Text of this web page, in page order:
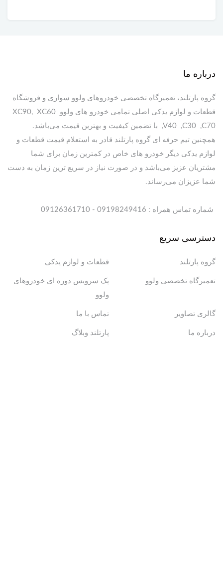
درباره ما
گروه پارتلند، تعمیرگاه تخصصی خودروهای ولوو سواری و فروشگاه
قطعات و لوازم یدکی اصلی تمامی خودرو های ولوو XC90, XC60
,V40 ,C30 ,C70 با تضمین کیفیت و بهترین قیمت می‌باشد.
همچنین تیم حرفه ای گروه پارتلند قادر به استعلام قیمت قطعات و
لوازم یدکی دیگر خودرو های خاص در کمترین زمان برای شما
مشتریان عزیز می‌باشد و در صورت نیاز در سریع ترین زمان به دست
شما عزیزان می‌رساند.
شماره تماس همراه : 09198249416 - 09126361710
دسترسی سریع
گروه پارتلند قطعات و لوازم یدکی
تعمیرگاه تخصصی ولوو
پک سرویس دوره ای خودروهای
ولوو
گالری تصاویر تماس با ما
درباره ما پارتلند وبلاگ